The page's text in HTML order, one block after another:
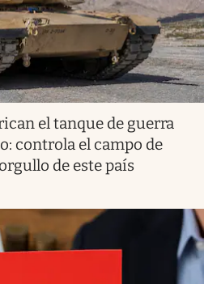
el tanque de guerra
controla el campo de
de este país